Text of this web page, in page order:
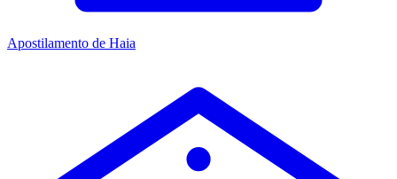
Apostilamento de Haia